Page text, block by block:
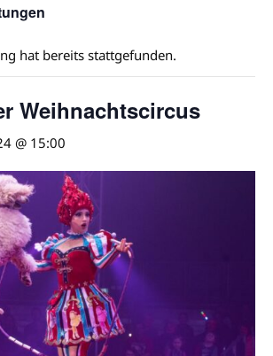
hat bereits stattgefunden.
Weihnachtscircus
@ 15:00